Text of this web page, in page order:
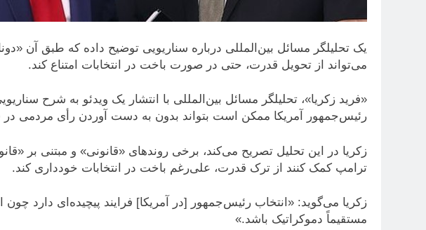
یک تحلیلگر مسائل بین‌المللی درباره سناریویی توضیح داده که طبق آن
می‌تواند از تحویل قدرت، حتی در صورت باخت در انتخابات امتناع کند.
«فرید زکریا»، تحلیلگر مسائل بین‌المللی با انتشار یک ویدئو به شرح
رئیس‌جمهور آمریکا ممکن است بتواند بدون به دست آوردن رأی مردمی در
زکریا در این تحلیل تصریح می‌کند، برخی روندهای «قانونی» و مبتنی بر
ترامپ کمک کنند از ترک قدرت، علی‌رغم باخت در انتخابات خودداری کند.
زکریا می‌گوید: «انتخاب رئیس‌جمهور [در آمریکا] فرایند پیچیده‌ای دارد
مستقیماً دموکراتیک باشد.»